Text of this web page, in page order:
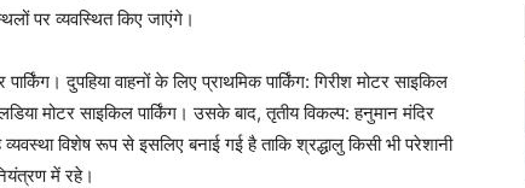
पर व्यवस्थित किए जाएंगे।
दुपहिया वाहनों के लिए प्राथमिक पार्किंग: गिरीश मोटर साइकिल
मोटर साइकिल पार्किंग। उसके बाद, तृतीय विकल्प: हनुमान मंदिर
व्यवस्था विशेष रूप से इसलिए बनाई गई है ताकि श्रद्धालु किसी भी परेशानी
में रहे।